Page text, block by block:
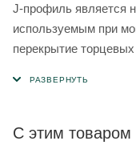
J-профиль является
используемым при
перекрытие торцевых
С этим товаром